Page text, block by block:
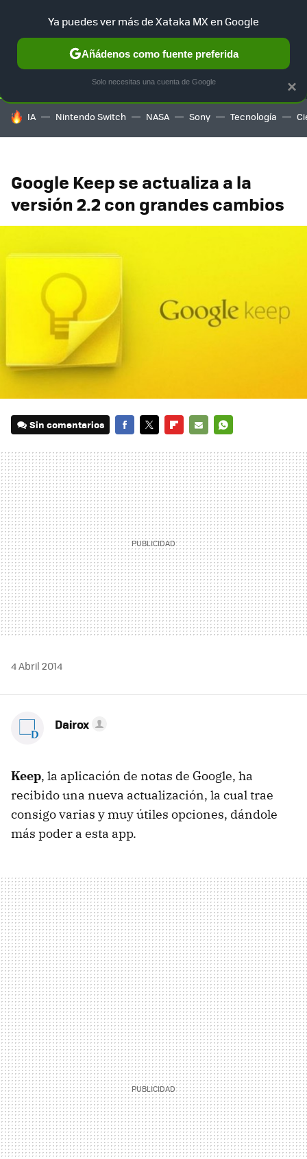
SELECCIÓN GAMING HOME AUTO TERRITORIO
HOY SE HABLA DE
IA Nintendo Switch NASA Sony Tecnología
Google Keep se actualiza a la
versión 2.2 con grandes cambios
Sin comentarios
MAIL
4 Abril 2014
Dairox
Keep, la aplicación de notas de Google, ha
recibido una nueva actualización, la cual trae
consigo varias y muy útiles opciones, dándole
más poder a esta app.
×
Ya puedes ver más de Xataka MX en Google
Añádenos como fuente preferida
Solo necesitas una cuenta de Google